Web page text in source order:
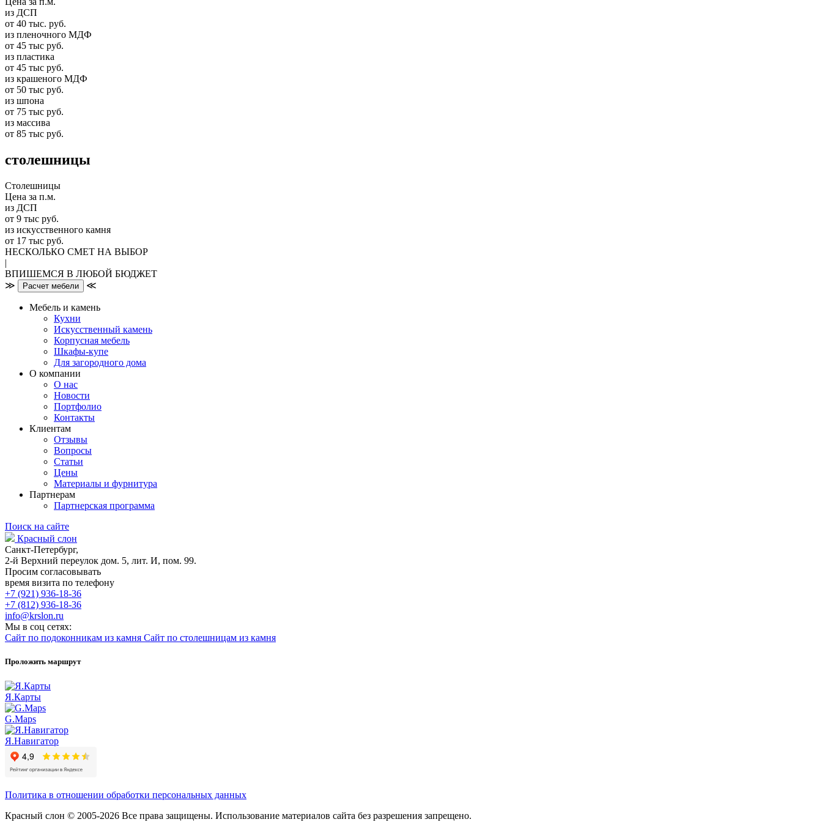
из ДСП
от 40 тыс. руб.
из пленочного МДФ
от 45 тыс руб.
из пластика
от 45 тыс руб.
из крашеного МДФ
от 50 тыс руб.
из шпона
от 75 тыс руб.
из массива
от 85 тыс руб.
столешницы
Столешницы
Цена за п.м.
из ДСП
от 9 тыс руб.
из искусственного камня
от 17 тыс руб.
НЕСКОЛЬКО СМЕТ НА ВЫБОР
|
ВПИШЕМСЯ В ЛЮБОЙ БЮДЖЕТ
≫
Расчет мебели ≪
Мебель и камень
Кухни
Искусственный камень
Корпусная мебель
Шкафы-купе
Для загородного дома
О компании
О нас
Новости
Портфолио
Контакты
Клиентам
Отзывы
Вопросы
Статьи
Цены
Материалы и фурнитура
Партнерам
Партнерская программа
Поиск на сайте
Красный слон
Санкт-Петербург,
2-й Верхний переулок дом. 5, лит. И, пом. 99.
Просим согласовывать
время визита по телефону
+7 (921) 936-18-36
+7 (812) 936-18-36
info@krslon.ru
Мы в соц сетях:
Сайт по подоконникам из камня Сайт по столешницам из камня
Проложить маршрут
Я.Карты
G.Maps
Я.Навигатор
Политика в отношении обработки персональных данных
Красный слон © 2005-2026 Все права защищены. Использование материалов сайта без разрешения запрещено.